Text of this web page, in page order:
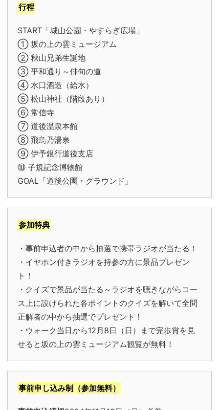
行程
START「城山公園・やすらぎ広場」
① 坂の上の雲ミュージアム
② 秋山兄弟生誕地
③ 平和通り～俳句の道
④ 水口酒造（給水）
⑤ 松山神社（階段あり）
⑥ 常信寺
⑦ 道後温泉本館
⑧ 飛鳥乃湯泉
⑨ 伊予銀行道後支店
⑩ 子規記念博物館
GOAL「道後公園・グラウンド」
参加特典
・事前申込者の中から抽選で携帯ラジオが当たる！
・イヤホン付きラジオを持参の方に景品プレゼン
ト！
・クイズで景品が当たる～ラジオを聴きながらコー
ス上に設けられた各ポイントのクイズを解いて全問
正解者の中から抽選でプレゼント！
・ウォーク当日から12月8日（日）まで完歩賞を見
せると坂の上の雲ミュージアム観覧が無料！
事前申し込み制（参加無料）